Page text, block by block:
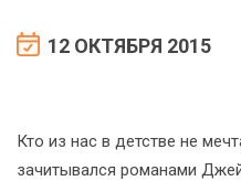
12 ОКТЯБРЯ 2015
Кто из нас в детстве не
зачитывался романами